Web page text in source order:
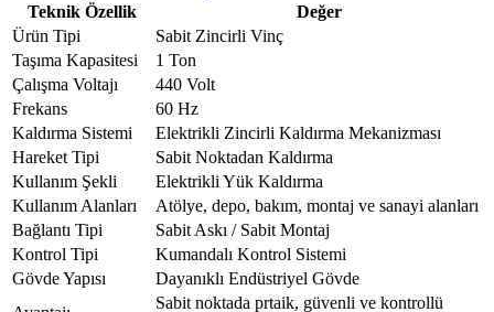
Teknik Özellik
Değer
Ürün Tipi
Sabit Zincirli Vinç
Taşıma Kapasitesi
1 Ton
Çalışma Voltajı
440 Volt
Frekans
60 Hz
Kaldırma Sistemi
Elektrikli Zincirli Kaldırma Mekanizması
Hareket Tipi
Sabit Noktadan Kaldırma
Kullanım Şekli
Elektrikli Yük Kaldırma
Kullanım Alanları
Atölye, depo, bakım, montaj ve sanayi alanları
Bağlantı Tipi
Sabit Askı / Sabit Montaj
Kontrol Tipi
Kumandalı Kontrol Sistemi
Gövde Yapısı
Dayanıklı Endüstriyel Gövde
Sabit noktada prtaik, güvenli ve kontrollü